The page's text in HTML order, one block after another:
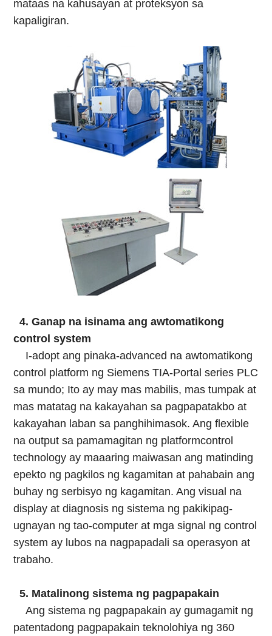
mataas na kahusayan at proteksyon sa
kapaligiran.
4. Ganap na isinama ang awtomatikong
control system
I-adopt ang pinaka-advanced na awtomatikong
control platform ng Siemens TIA-Portal series PLC
sa mundo; Ito ay may mas mabilis, mas tumpak at
mas matatag na kakayahan sa pagpapatakbo at
kakayahan laban sa panghihimasok. Ang flexible
na output sa pamamagitan ng platformcontrol
technology ay maaaring maiwasan ang matinding
epekto ng pagkilos ng kagamitan at pahabain ang
buhay ng serbisyo ng kagamitan. Ang visual na
display at diagnosis ng sistema ng pakikipag-
ugnayan ng tao-computer at mga signal ng control
system ay lubos na nagpapadali sa operasyon at
trabaho.
5. Matalinong sistema ng pagpapakain
Ang sistema ng pagpapakain ay gumagamit ng
patentadong pagpapakainteknolohiya ng 360